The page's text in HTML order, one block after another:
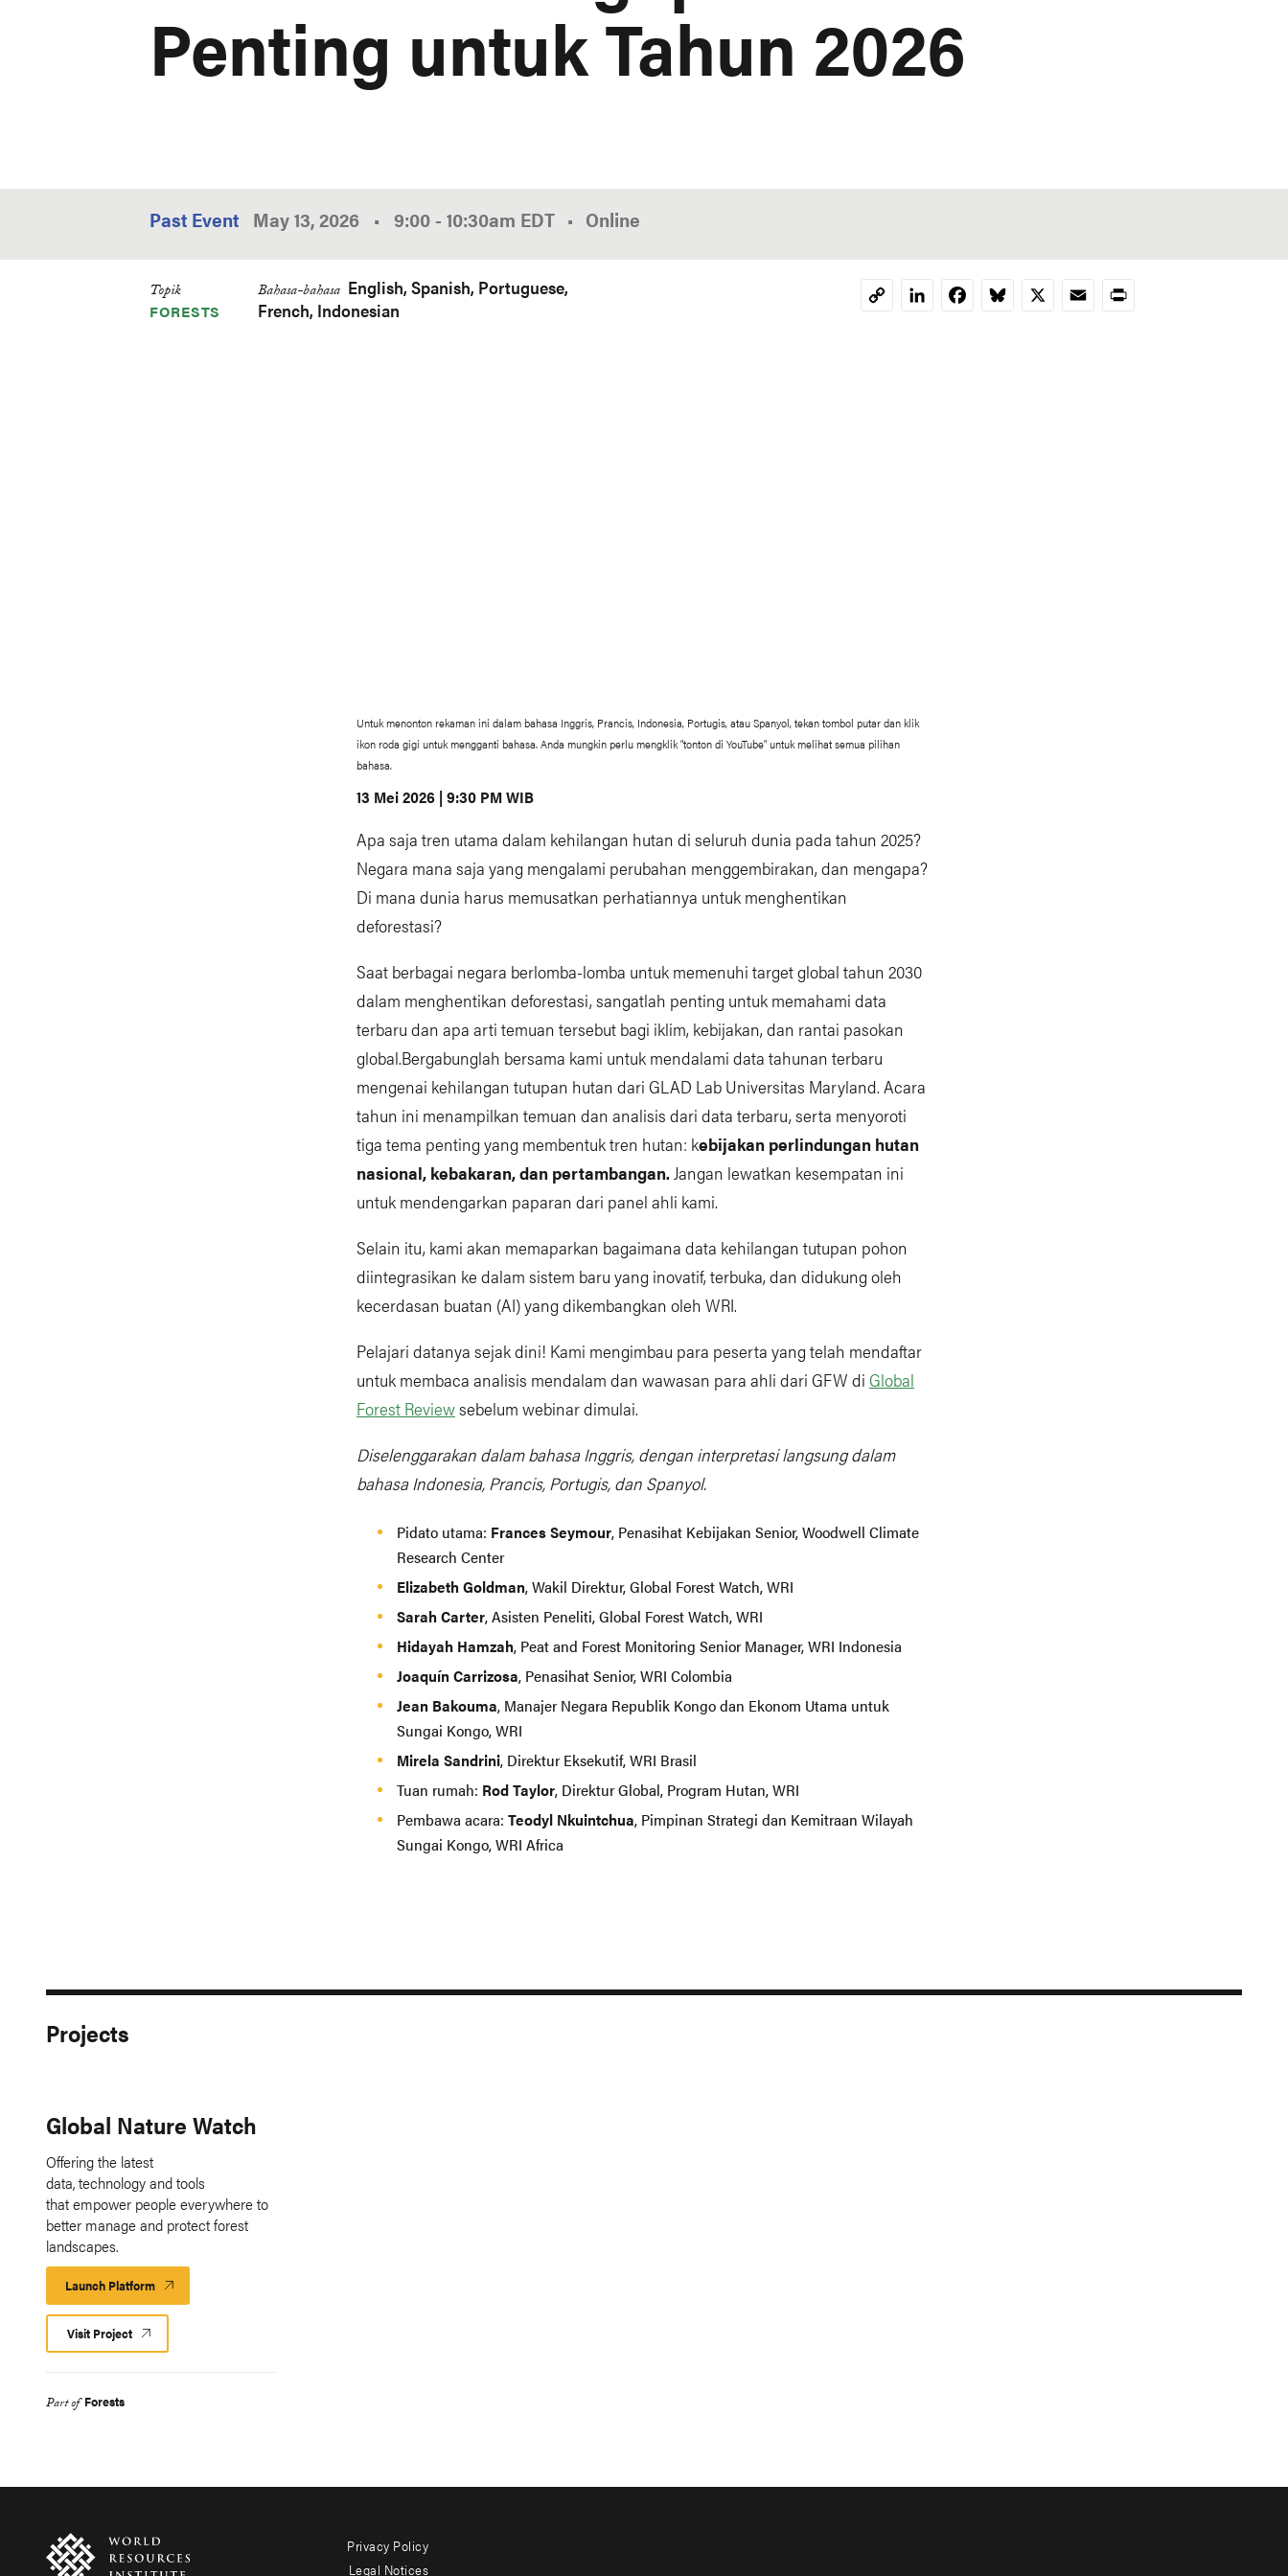
Penting untuk Tahun 2026
Past Event May 13, 2026 • 9:00 - 10:30am EDT Online
Topik
FORESTS
Bahasa-bahasa English Spanish Portuguese
French Indonesian
CopyLinkedInFacebookBluesky
X EmailPrint
Untuk menonton rekaman ini dalam bahasa Inggris, Prancis, Indonesia, Portugis, atau Spanyol, tekan tombol putar dan klik
ikon roda gigi untuk mengganti bahasa. Anda mungkin perlu mengklik “tonton di YouTube” untuk melihat semua pilihan
bahasa.
13 Mei 2026 | 9:30 PM WIB
Apa saja tren utama dalam kehilangan hutan di seluruh dunia pada tahun 2025?
Negara mana saja yang mengalami perubahan menggembirakan, dan mengapa?
Di mana dunia harus memusatkan perhatiannya untuk menghentikan
deforestasi?
Saat berbagai negara berlomba-lomba untuk memenuhi target global tahun 2030
dalam menghentikan deforestasi, sangatlah penting untuk memahami data
terbaru dan apa arti temuan tersebut bagi iklim, kebijakan, dan rantai pasokan
global.Bergabunglah bersama kami untuk mendalami data tahunan terbaru
mengenai kehilangan tutupan hutan dari GLAD Lab Universitas Maryland. Acara
tahun ini menampilkan temuan dan analisis dari data terbaru, serta menyoroti
tiga tema penting yang membentuk tren hutan: kebijakan perlindungan hutan
nasional, kebakaran, dan pertambangan. Jangan lewatkan kesempatan ini
untuk mendengarkan paparan dari panel ahli kami.
Selain itu, kami akan memaparkan bagaimana data kehilangan tutupan pohon
diintegrasikan ke dalam sistem baru yang inovatif, terbuka, dan didukung oleh
kecerdasan buatan (AI) yang dikembangkan oleh WRI.
Pelajari datanya sejak dini! Kami mengimbau para peserta yang telah mendaftar
untuk membaca analisis mendalam dan wawasan para ahli dari GFW di Global
Forest Reviewsebelum webinar dimulai.
Diselenggarakan dalam bahasa Inggris, dengan interpretasi langsung dalam
bahasa Indonesia, Prancis, Portugis, dan Spanyol.
Pidato utama: Frances Seymour, Penasihat Kebijakan Senior, Woodwell Climate
Research Center
Elizabeth Goldman, Wakil Direktur, Global Forest Watch, WRI
Sarah Carter, Asisten Peneliti, Global Forest Watch, WRI
Hidayah Hamzah, Peat and Forest Monitoring Senior Manager, WRI Indonesia
Joaquín Carrizosa, Penasihat Senior, WRI Colombia
Jean Bakouma, Manajer Negara Republik Kongo dan Ekonom Utama untuk
Sungai Kongo, WRI
Mirela Sandrini, Direktur Eksekutif, WRI Brasil
Tuan rumah: Rod Taylor, Direktur Global, Program Hutan, WRI
Pembawa acara: Teodyl Nkuintchua, Pimpinan Strategi dan Kemitraan Wilayah
Sungai Kongo, WRI Africa
Projects
Global Nature Watch
Offering the latest
data, technology and tools
that empower people everywhere to
better manage and protect forest
landscapes.
Launch Platform Launch
Platform
Visit Project
Part of Forests
Footer
Privacy Policy
Legal Notices